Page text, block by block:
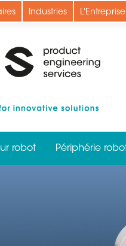
Industries L'Entreprise
robot Périphérie